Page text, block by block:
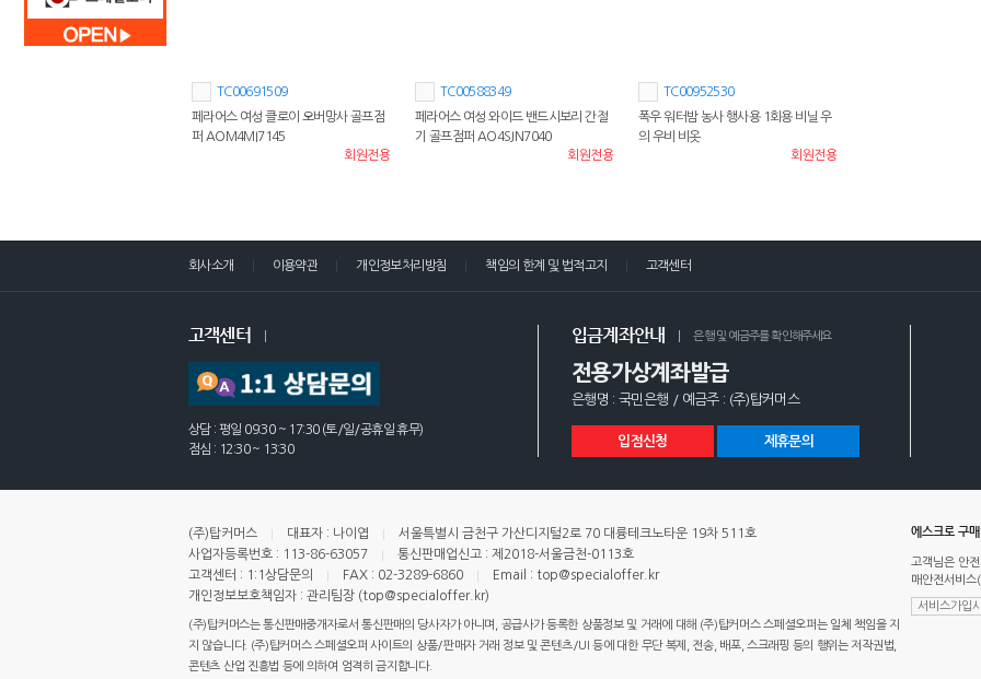
TC00691509
페라어스 여성 클로이 오버망사 골프점
퍼 AOM4MI7145
회원전용
TC00588349
페라어스 여성 와이드 밴드시보리 간절
기 골프점퍼 AO4SJN7040
회원전용
TC00952530
폭우 워터밤 농사 행사용 1회용 비닐 우
의 우비 비옷
회원전용
회사소개 이용약관 개인정보처리방침 책임의 한계 및 법적고지 고객센터
고객센터
상담 : 평일 09:30 ~ 17:30 (토/일/공휴일 휴무)
점심 : 12:30 ~ 13:30
입금계좌안내 은행 및 예금주를 확인해주세요
전용가상계좌발급
은행명 : 국민은행 / 예금주 : (주)탑커머스
입점신청 제휴문의
(주)탑커머스 대표자 : 나이엽
서울특별시 금천구 가산디지털2로 70 대륭테크노타운 19차 511호
사업자등록번호 : 113-86-63057
통신판매업신고 : 제2018-서울금천-0113호
고객센터 : 1:1상담문의
FAX : 02-3289-6860
Email : top@specialoffer.kr
개인정보보호책임자 : 관리팀장 (top@specialoffer.kr)
(주)탑커머스는 통신판매중개자로서 통신판매의 당사자가 아니며, 공급사가 등록한 상품정보 및 거래에 대해 (주)탑커머스 스페셜오퍼는 일체 책임을 지
지 않습니다. (주)탑커머스 스페셜오퍼 사이트의 상품/판매자 거래 정보 및 콘텐츠/UI 등에 대한 무단 복제, 전송, 배포, 스크래핑 등의 행위는 저작권법,
콘텐츠 산업 진흥법 등에 의하여 엄격히 금지합니다.
에스크로 구
고객님은 안
매안전서비
서비스가입